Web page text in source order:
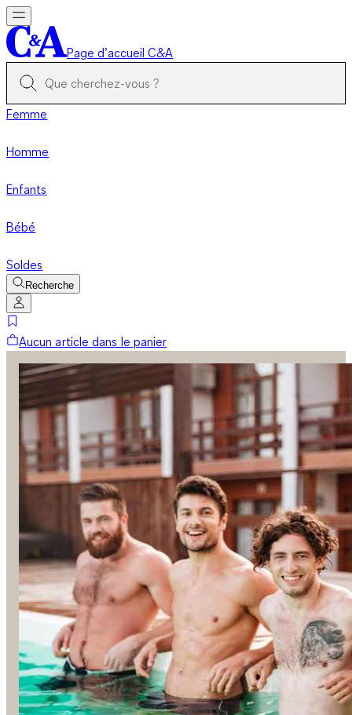
Page d’accueil C&A
Femme
Homme
Enfants
Bébé
Soldes
Recherche
Aucun article dans le panier